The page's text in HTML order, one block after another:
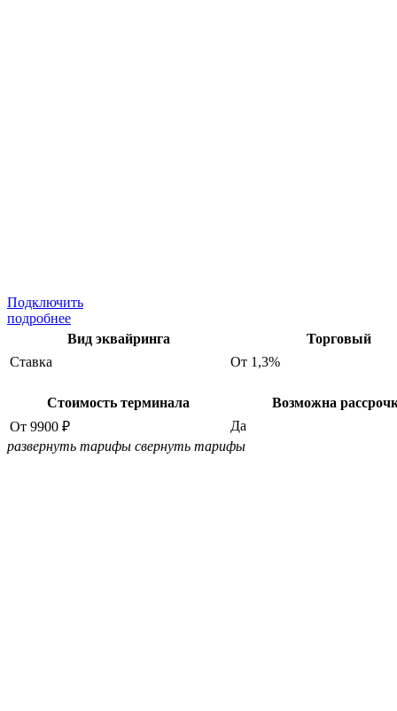
Подключить
подробнее
Вид эквайринга
Торговый
Ставка
От 1,3%
Стоимость терминала
Возможна
От 9900 ₽
Да
развернуть тарифы свернуть тарифы